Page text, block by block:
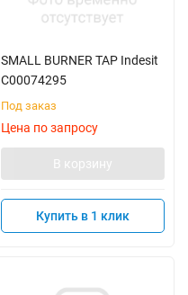
SMALL BURNER TAP Indesit
C00074295
Под заказ
Цена по запросу
В корзину
Купить в 1 клик